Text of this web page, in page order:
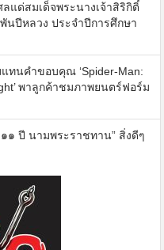
แด่สมเด็จพระนางเจ้าสิริกิติ์
ปีหลวง ประจำปีการศึกษา
ทนคำขอบคุณ ‘Spider-Man:
พาลูกค้าชมภาพยนตร์ฟอร์ม
๑ ปี นามพระราชทาน” สิ่งดีๆ